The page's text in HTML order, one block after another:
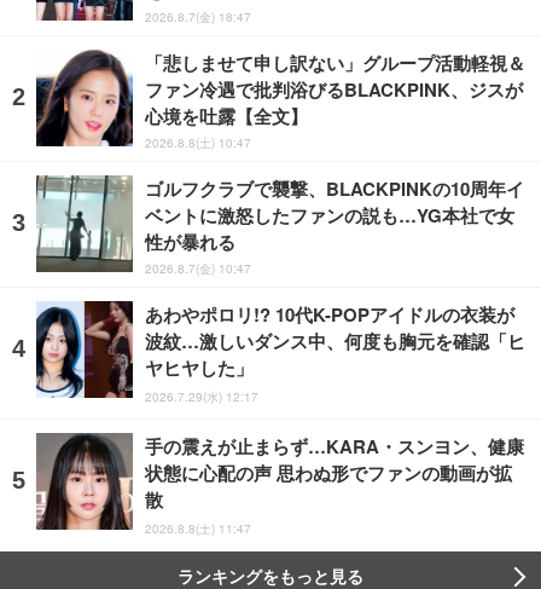
2026.8.7(金) 18:47
「悲しませて申し訳ない」グループ活動軽視＆
ファン冷遇で批判浴びるBLACKPINK、ジスが
心境を吐露【全文】
2026.8.8(土) 10:47
ゴルフクラブで襲撃、BLACKPINKの10周年イ
ベントに激怒したファンの説も…YG本社で女
性が暴れる
2026.8.7(金) 10:47
あわやポロリ!? 10代K-POPアイドルの衣装が
波紋…激しいダンス中、何度も胸元を確認「ヒ
ヤヒヤした」
2026.7.29(水) 12:17
手の震えが止まらず…KARA・スンヨン、健康
状態に心配の声 思わぬ形でファンの動画が拡
散
2026.8.8(土) 11:47
ランキングをもっと見る